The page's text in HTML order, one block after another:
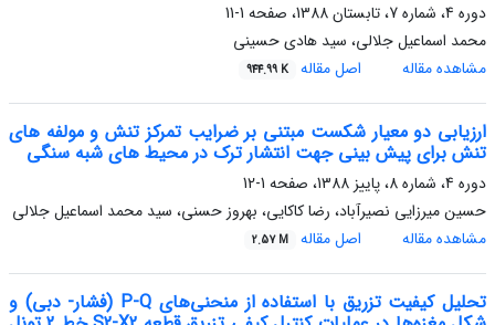
دوره 4، شماره 7، تابستان 1388، صفحه
1-11
محمد اسماعیل جلالی، سید هادی حسینی
مشاهده مقاله
اصل مقاله 944.99 K
ارزیابی دو معیار شکست مبتنی بر ضرایب تمرکز تنش و مولفه های
تنش برای پیش بینی جهت انتشار ترک در محیط های شبه سنگی
دوره 4، شماره 8، پاییز 1388، صفحه
1-12
حسین میرزایی نصیرآباد، رضا کاکایی، بهروز حسنی، سید محمد اسماعیل جلالی
مشاهده مقاله
اصل مقاله 2.57 M
تحلیل کیفیت تزریق با استفاده از منحنی‌های P-Q (فشار- دبی) و